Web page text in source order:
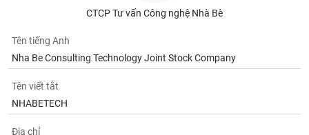
CTCP Tư vấn Công nghệ Nhà Bè
Tên tiếng Anh
Nha Be Consulting Technology Joint Stock Company
Tên viết tắt
NHABETECH
Địa chỉ
Lãnh
(-)
Tất cả